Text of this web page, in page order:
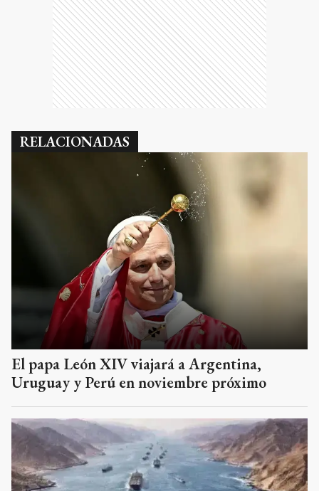
RELACIONADAS
El papa León XIV viajará a Argentina,
Uruguay y Perú en noviembre próximo